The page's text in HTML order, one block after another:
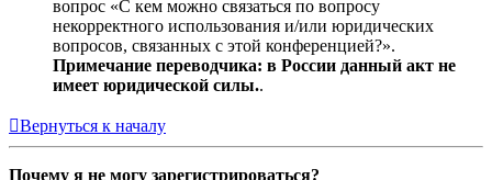
вопрос «С кем можно связаться по вопросу
некорректного использования и/или юридических
вопросов, связанных с этой конференцией?».
Примечание переводчика: в России данный акт не
имеет юридической силы..
Вернуться к началу
Почему я не могу зарегистрироваться?